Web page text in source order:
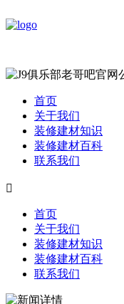
首页
关于我们
装修建材知识
装修建材百科
联系我们

首页
关于我们
装修建材知识
装修建材百科
联系我们